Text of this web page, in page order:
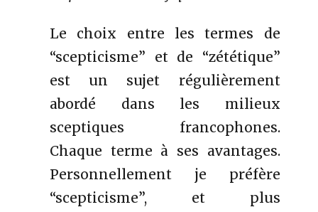
Le choix entre les termes de
“scepticisme” et de “zététique”
est un sujet régulièrement
abordé dans les milieux
sceptiques francophones.
Chaque terme à ses avantages.
Personnellement je préfère
“scepticisme”, et plus